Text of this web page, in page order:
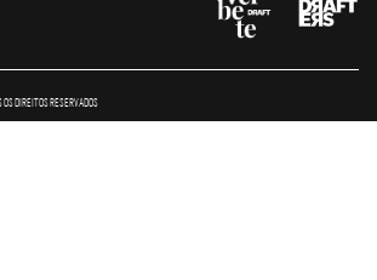
DIREITOS RESERVADOS